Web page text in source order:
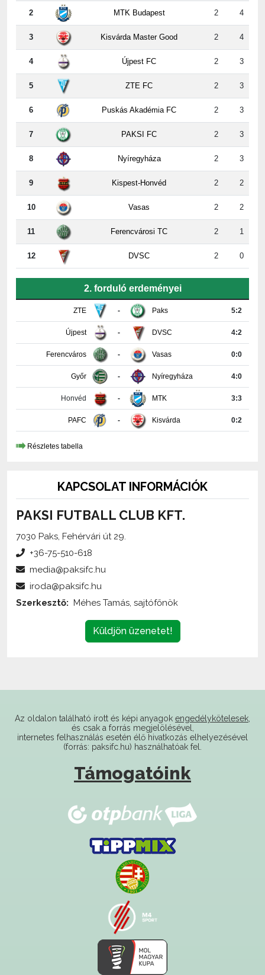
3 Kisvárda Master Good 2 4
4 Újpest FC 2 3
5 ZTE FC 2 3
6 Puskás Akadémia FC 2 3
7 PAKSI FC 2 3
8 Nyíregyháza 2 3
9 Kispest-Honvéd 2 2
10 Vasas 2 2
11 Ferencvárosi TC 2 1
12 DVSC 2 0
ZTE - Paks
Újpest DVSC 4:2
Ferencváros Vasas 0:0
Győr Nyíregyháza 4:0
Honvéd MTK 3:3
PAFC Kisvárda 0:2
Részletes tabella
PAKSI FUTBALL CLUB KFT.
7030 Paks, Fehérvári út 29.
Küldjön üzenetet!
internetes felhasználás esetén élő hivatkozás elhelyezésével
(forrás: paksifc.hu) használhatóak fel.
Támogatóink